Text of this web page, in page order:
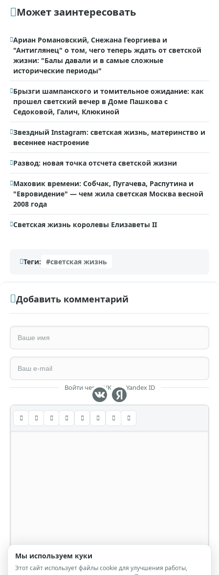
Может заинтересовать
Ариан Романовский, Снежана Георгиева и
"Антиглянец" о том, чего теперь ждать от светской
жизни: "Балы давали и в самые сложные
исторические периоды"
Брызги шампанского и томительное ожидание: как
прошел светский вечер в Доме Пашкова с
Седоковой, Галич, Клюкиной
Звездный Instagram: светская жизнь, материнство и
весеннее настроение
Развод: новая точка отсчета светской жизни
Маховик времени: Собчак, Пугачева, Распутина и
"Евровидение" — чем жила светская Москва весной
2008 года
Светская жизнь королевы Елизаветы II
Теги: #светская жизнь
Добавить комментарий
Войти через VK или Yandex ID
Мы используем куки
Этот сайт использует файлы cookie для улучшения работы,